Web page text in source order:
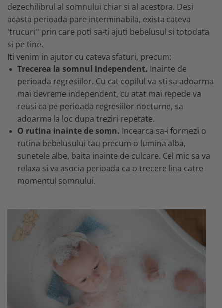
dezechilibrul al somnului chiar si al acestora. Desi
acasta perioada pare interminabila, exista cateva
'trucuri'' prin care poti sa-ti ajuti bebelusul si totodata
si pe tine.
Iti venim in ajutor cu cateva sfaturi, precum:
Trecerea la somnul independent. Inainte de
perioada regresiilor. Cu cat copilul va sti sa adoarma
mai devreme independent, cu atat mai repede va
reusi ca pe perioada regresiilor nocturne, sa
adoarma la loc dupa treziri repetate.
O rutina inainte de somn. Incearca sa-i formezi o
rutina bebelusului tau precum o lumina alba,
sunetele albe, baita inainte de culcare. Cel mic sa va
relaxa si va asocia perioada ca o trecere lina catre
momentul somnului.